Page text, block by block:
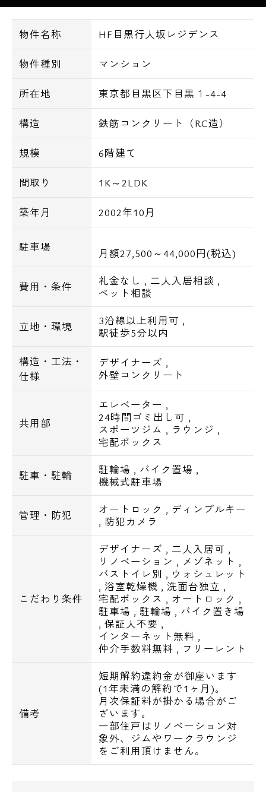
お部屋をご契約頂く際は、エスアールホーム
限定で【仲介手数料無料】にてご案内可能で
す！
さらに初期費用のお支払いに、お持ちのクレ
ジットカードでお支払い頂くことも可能で
通常のショッピングと同様にお支払い回数等
もお選び下さい。
その他、諸条件等については、お気軽にご相
談下さい。
**********************************
【物件概要】
物 件 名： HF目黒行人坂レジデンス
（旧：フロンティアテラス目黒）
所 在 地： 東京都目黒区下目黒1-4-4
構造・規模： 鉄筋コンクリート造・地上6
階地下2階建
完 成： 2002年10月
間 取 り： 1R・1LDK
駐 車 場： 有り(月額27,500～44,000円)
バイク置場： 有り(月額3,300円)
自転車置場： 有り(台数に制限有り)
保証会社加入義務：必加入(大手法人契約除
保証会社利用料：ご負担あり(審査内容により
料金が異なります｡詳しくはお問い合わせく
1階の一部住戸のみ、ペット可住戸有り。
一部の住戸はワーキングスペースのご利用不
詳しくはお問い合わせください。
オートロック､防犯カメラ､宅配ボックス､エ
レベーター､24時間利用可ゴミ置場
玄関ディンプルキー､モニター付きインター
ホン､フローリング､システムキッチン､2～3
口ガスコンロ､浴室換気乾燥機､独立洗面化粧
台､浴室換気乾燥機､追焚(一部住戸のみ)､ウ
ォシュレット､室内洗濯機置場､無料インター
物件名称 HF目黒行人坂レジデンス
物件種別 マンション
所在地 東京都目黒区下目黒１-4-4
構造 鉄筋コンクリート（RC造）
規模 6階建て
間取り 1K～2LDK
築年月 2002年10月
駐車場 月額27,500～44,000円(税込)
費用・条件 礼金なし , 二人入居相談 ,
ペット相談
立地・環境 3沿線以上利用可 ,
駅徒歩5分以内
構造・工法・
仕様
デザイナーズ ,
外壁コンクリート
共用部
エレベーター ,
24時間ゴミ出し可 ,
スポーツジム , ラウンジ ,
宅配ボックス
駐車・駐輪 駐輪場 , バイク置場 ,
機械式駐車場
管理・防犯 オートロック , ディンプルキー
, 防犯カメラ
こだわり条件
デザイナーズ , 二人入居可 ,
リノベーション , メゾネット ,
バストイレ別 , ウォシュレット
, 浴室乾燥機 , 洗面台独立 ,
宅配ボックス , オートロック ,
駐車場 , 駐輪場 , バイク置き場
,保証人不要 ,
インターネット無料 ,
仲介手数料無料 , フリーレント
備考
短期解約違約金が御座います
(1年未満の解約で1ヶ月)｡
月次保証料が掛かる場合がご
ざいます｡
一部住戸はリノベーション対
象外、ジムやワークラウンジ
をご利用頂けません。
電話でお問い合わせ
0120-500-529
営業時間 10：00～18：00
メールでお問い合わせ
お問い合わせ